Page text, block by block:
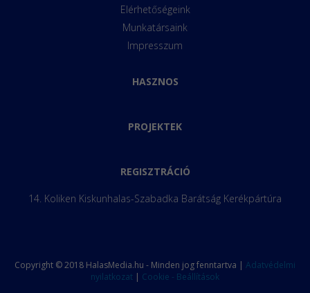
Elérhetőségeink
Munkatársaink
Impresszum
HASZNOS
PROJEKTEK
REGISZTRÁCIÓ
14. Koliken Kiskunhalas-Szabadka Barátság Kerékpártúra
Copyright © 2018 HalasMedia.hu - Minden jog fenntartva | Adatvédelmi
nyilatkozat | Cookie - Beállítások